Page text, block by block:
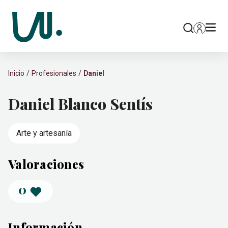
Inicio Profesionales Daniel
Daniel Blanco Sentís
Arte y artesanía
Valoraciones
0